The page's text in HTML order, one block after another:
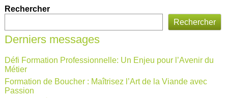
Rechercher
Rechercher
Derniers messages
Défi Formation Professionnelle: Un Enjeu pour l’Avenir du
Métier
Formation de Boucher : Maîtrisez l’Art de la Viande avec
Passion